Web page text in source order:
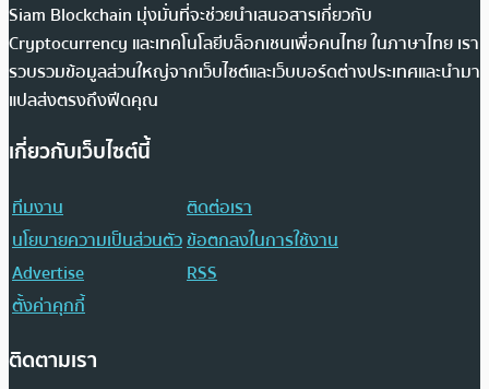
Siam Blockchain มุ่งมั่นที่จะช่วยนำเสนอสารเกี่ยวกับ
Cryptocurrency และเทคโนโลยีบล็อกเชนเพื่อคนไทย ในภาษาไทย เรา
รวบรวมข้อมูลส่วนใหญ่จากเว็บไซต์และเว็บบอร์ดต่างประเทศและนำมา
แปลส่งตรงถึงฟีดคุณ
เกี่ยวกับเว็บไซต์นี้
ทีมงาน
ติดต่อเรา
นโยบายความเป็นส่วนตัวข้อตกลงในการใช้งาน
Advertise
RSS
ตั้งค่าคุกกี้
ติดตามเรา